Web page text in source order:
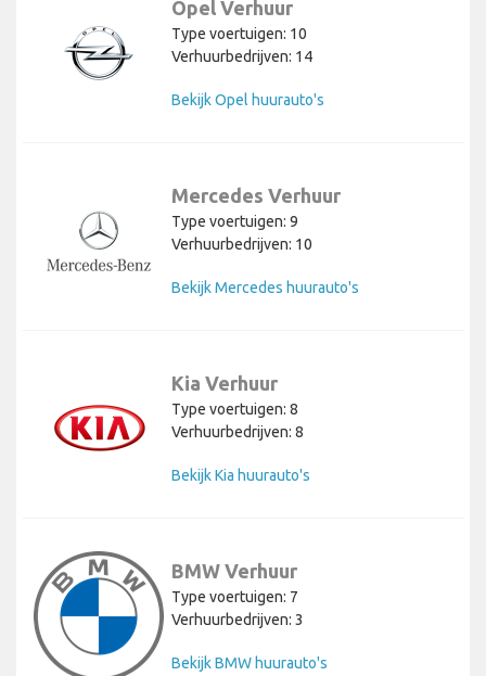
Opel Verhuur
Type voertuigen: 10
Verhuurbedrijven: 14
Bekijk Opel huurauto's
Mercedes Verhuur
Type voertuigen: 9
Verhuurbedrijven: 10
Bekijk Mercedes huurauto's
Kia Verhuur
Type voertuigen: 8
Verhuurbedrijven: 8
Bekijk Kia huurauto's
BMW Verhuur
Type voertuigen: 7
Verhuurbedrijven: 3
Bekijk BMW huurauto's